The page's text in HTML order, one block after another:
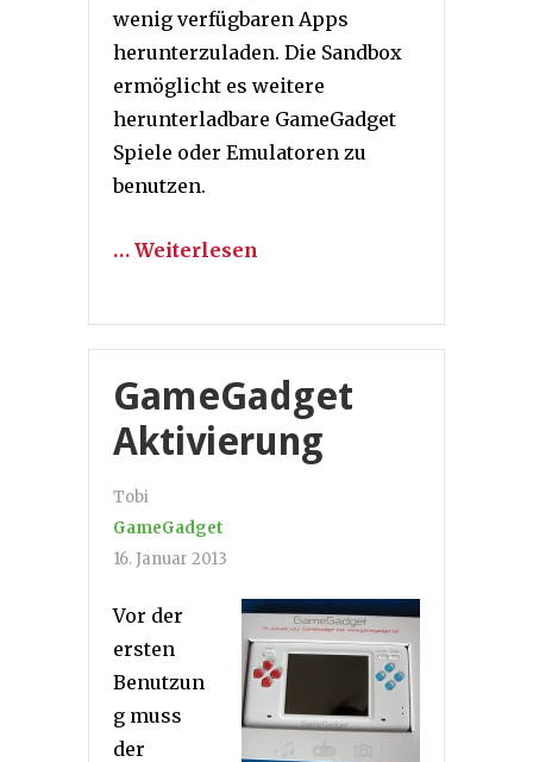
wenig verfügbaren Apps
herunterzuladen. Die Sandbox
ermöglicht es weitere
herunterladbare GameGadget
Spiele oder Emulatoren zu
benutzen.
… Weiterlesen
GameGadget
Aktivierung
Tobi
GameGadget
16. Januar 2013
Vor der
ersten
Benutzun
g muss
der